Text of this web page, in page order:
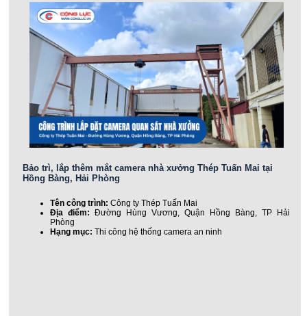
Bảo trì, lắp thêm mắt camera nhà xưởng Thép Tuấn Mai tại
Hồng Bàng, Hải Phòng
Tên công trình:Công ty Thép Tuấn Mai
Địa điểm:Đường Hùng Vương, Quận Hồng Bàng, TP Hải
Phòng
Hạng mục:Thi công hệ thống camera an ninh